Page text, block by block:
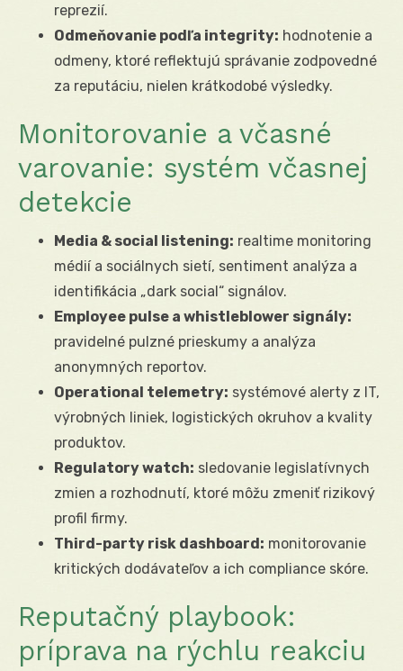
reprezií.
Odmeňovanie podľa integrity: hodnotenie a
odmeny, ktoré reflektujú správanie zodpovedné
za reputáciu, nielen krátkodobé výsledky.
Monitorovanie a včasné
varovanie: systém včasnej
detekcie
Media & social listening: realtime monitoring
médií a sociálnych sietí, sentiment analýza a
identifikácia „dark social“ signálov.
Employee pulse a whistleblower signály:
pravidelné pulzné prieskumy a analýza
anonymných reportov.
Operational telemetry: systémové alerty z IT,
výrobných liniek, logistických okruhov a kvality
produktov.
Regulatory watch: sledovanie legislatívnych
zmien a rozhodnutí, ktoré môžu zmeniť rizikový
profil firmy.
Third-party risk dashboard: monitorovanie
kritických dodávateľov a ich compliance skóre.
Reputačný playbook:
príprava na rýchlu reakciu